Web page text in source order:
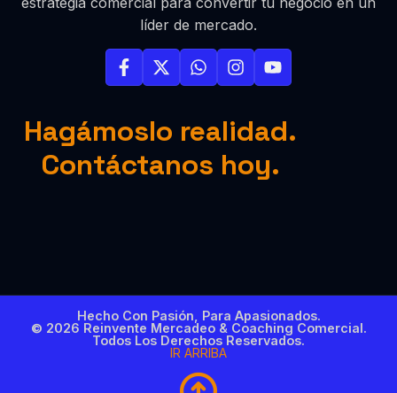
líder de mercado.
Hagámoslo realidad.
Contáctanos hoy.
Hecho Con Pasión, Para Apasionados.
© 2026 Reinvente Mercadeo & Coaching Comercial.
Todos Los Derechos Reservados.
IR ARRIBA